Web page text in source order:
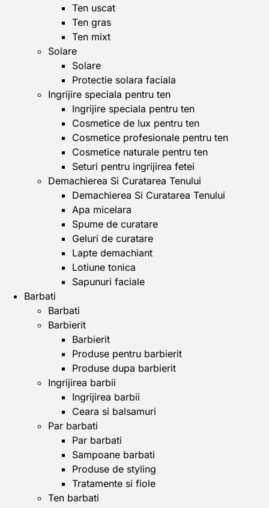
Ten uscat
Ten gras
Ten mixt
Solare
Solare
Protectie solara faciala
Ingrijire speciala pentru ten
Ingrijire speciala pentru ten
Cosmetice de lux pentru ten
Cosmetice profesionale pentru ten
Cosmetice naturale pentru ten
Seturi pentru ingrijirea fetei
Demachierea Si Curatarea Tenului
Demachierea Si Curatarea Tenului
Apa micelara
Spume de curatare
Geluri de curatare
Lapte demachiant
Lotiune tonica
Sapunuri faciale
Barbati
Barbati
Barbierit
Barbierit
Produse pentru barbierit
Produse dupa barbierit
Ingrijirea barbii
Ingrijirea barbii
Ceara si balsamuri
Par barbati
Par barbati
Sampoane barbati
Produse de styling
Tratamente si fiole
Ten barbati